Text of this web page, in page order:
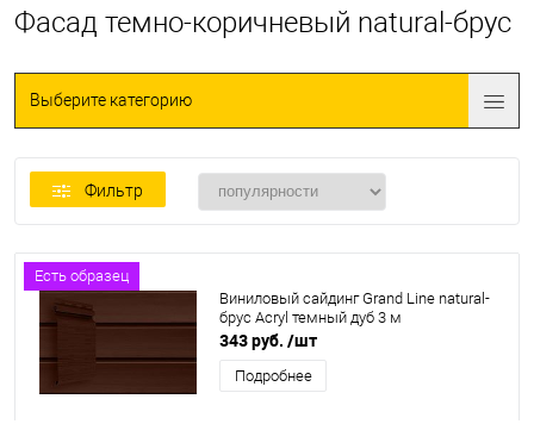
Фасад темно-коричневый natural-брус
Выберите категорию
Фильтр
Есть образец
Виниловый сайдинг Grand Line natural-
брус Acryl темный дуб 3 м
343 руб. /шт
Подробнее